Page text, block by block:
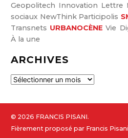
Geopolitech Innovation Lettre
sociaux NewThink Participolis
Transnets URBANOCÈNE Vie
À la une
ARCHIVES
A
c
h
i
© 2026 FRANCIS PISANI.
Fièrement proposé par Francis Pisani